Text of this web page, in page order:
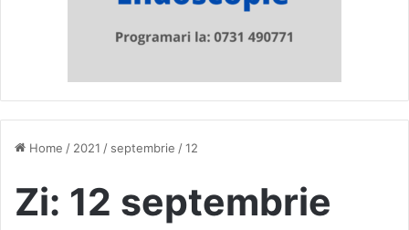
Home / 2021 / septembrie /12
Zi: 12 septembrie